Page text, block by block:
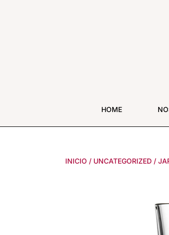
HOME
INICIO / UNCATEGORIZED /